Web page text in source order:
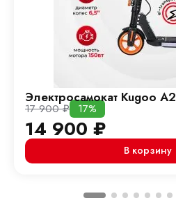
Электросамокат Kugoo A2
17 900₽ 17%
14 900 ₽
В корзину